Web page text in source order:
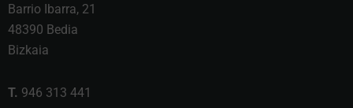
Barrio Ibarra, 21
48390 Bedia
Bizkaia
T. 946 313 441